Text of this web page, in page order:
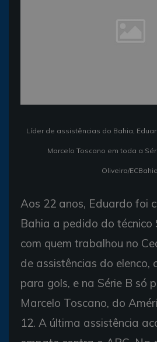
Líder de assistências do Bahia,
Marcelo Toscano em toda a
Oliveira/
Aos 22 anos, Eduardo foi
Bahia a pedido do técnico
com quem trabalhou no
de assistências do elenco,
para gols, e na Série B só
Marcelo Toscano, do
12. A última assistência